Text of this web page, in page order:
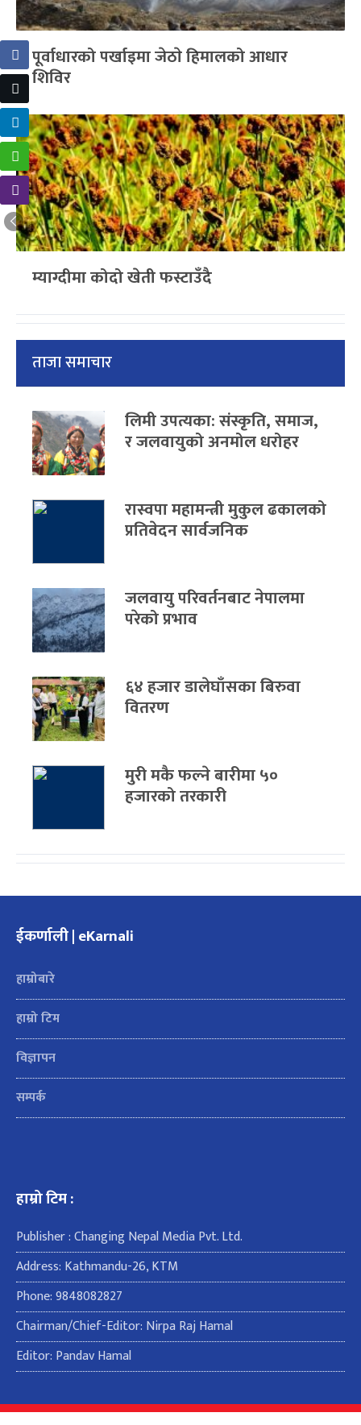
पूर्वाधारको पर्खाइमा जेठाे हिमालको आधार
शिविर
म्याग्दीमा कोदो खेती फस्टाउँदै
ताजा समाचार
लिमी उपत्यका: संस्कृति, समाज,
र जलवायुको अनमोल धरोहर
रास्वपा महामन्त्री मुकुल ढकालको
प्रतिवेदन सार्वजनिक
जलवायु परिवर्तनबाट नेपालमा
परेको प्रभाव
६४ हजार डालेघाँसका बिरुवा
वितरण
मुरी मकै फल्ने बारीमा ५०
हजारको तरकारी
ईकर्णाली | eKarnali
हाम्रोबारे
हाम्रो टिम
विज्ञापन
सम्पर्क
हाम्रो टिम :
Publisher : Changing Nepal Media Pvt. Ltd.
Address: Kathmandu-26, KTM
Phone: 9848082827
Chairman/Chief-Editor: Nirpa Raj Hamal
Editor: Pandav Hamal